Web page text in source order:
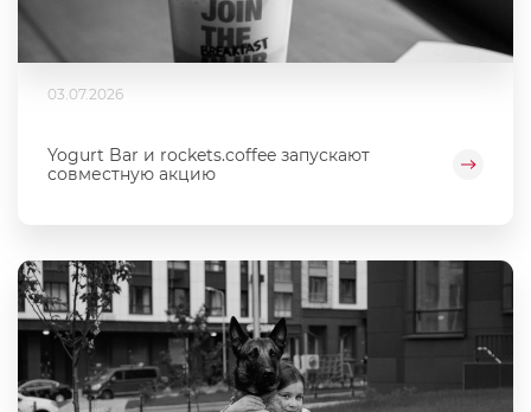
03.07.2026
Yogurt Bar и rockets.coffee запускают
совместную акцию